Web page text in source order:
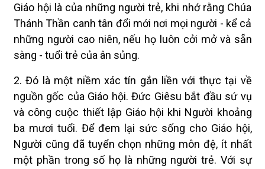
Giáo hội là của những người trẻ, khi nhớ rằng Chúa
Thánh Thần canh tân đổi mới nơi mọi người - kể cả
những người cao niên, nếu họ luôn cởi mở và sẵn
sàng - tuổi trẻ của ân sủng.
2. Đó là một niềm xác tín gắn liền với thực tại về
nguồn gốc của Giáo hội. Đức Giêsu bắt đầu sứ vụ
và công cuộc thiết lập Giáo hội khi Người khoảng
ba mươi tuổi. Để đem lại sức sống cho Giáo hội,
Người cũng đã tuyển chọn những môn đệ, ít nhất
một phần trong số họ là những người trẻ. Với sự